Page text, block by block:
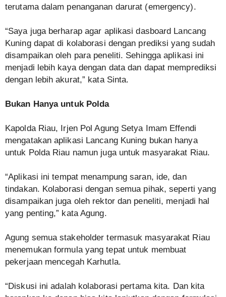
terutama dalam penanganan darurat (emergency).
“Saya juga berharap agar aplikasi dasboard Lancang
Kuning dapat di kolaborasi dengan prediksi yang sudah
disampaikan oleh para peneliti. Sehingga aplikasi ini
menjadi lebih kaya dengan data dan dapat memprediksi
dengan lebih akurat,” kata Sinta.
Bukan Hanya untuk Polda
Kapolda Riau, Irjen Pol Agung Setya Imam Effendi
mengatakan aplikasi Lancang Kuning bukan hanya
untuk Polda Riau namun juga untuk masyarakat Riau.
“Aplikasi ini tempat menampung saran, ide, dan
tindakan. Kolaborasi dengan semua pihak, seperti yang
disampaikan juga oleh rektor dan peneliti, menjadi hal
yang penting,” kata Agung.
Agung semua stakeholder termasuk masyarakat Riau
menemukan formula yang tepat untuk membuat
pekerjaan mencegah Karhutla.
“Diskusi ini adalah kolaborasi pertama kita. Dan kita